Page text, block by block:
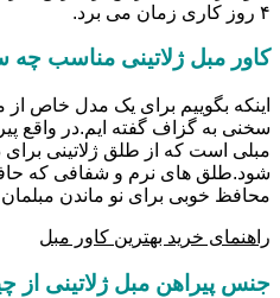
۴ روز کاری زمان می برد.
کاور مبل ژلاتینی مناسب
اینکه بگوییم برای یک مدل خاص از
سخنی به گزاف گفته ایم.در واقع
مبلی است که از طلق ژلاتینی
شود.طلق های نرم و شفافی که
محافظ خوبی برای نو ماندن
راهنمای خرید بهترین کاور مبل
جنس پیراهن مبل ژلاتینی